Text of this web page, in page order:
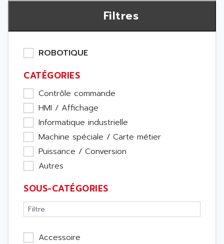
Filtres
ROBOTIQUE
CATÉGORIES
Contrôle commande
HMI / Affichage
Informatique industrielle
Machine spéciale / Carte métier
Puissance / Conversion
Autres
SOUS-CATÉGORIES
Accessoire